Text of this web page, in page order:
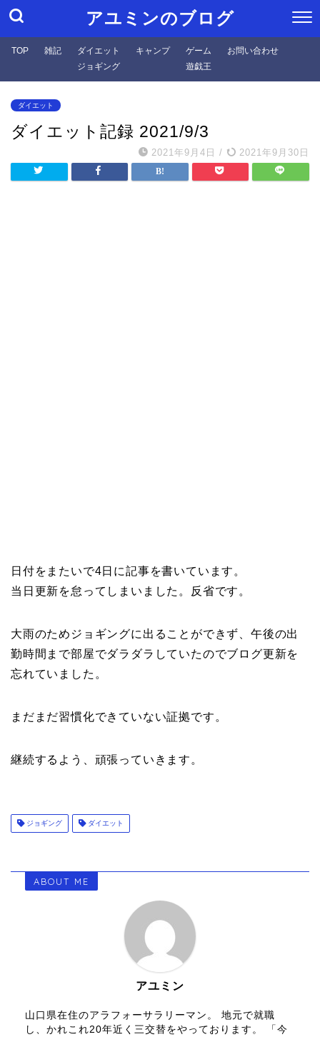
アユミンのブログ
TOP 雑記
ダイエット
ジョギング
キャンプ
ゲーム
遊戯王
お問い合わせ
ダイエット
ダイエット記録 2021/9/3
2021年9月4日 / 2021年9月30日
日付をまたいで4日に記事を書いています。
当日更新を怠ってしまいました。反省です。
大雨のためジョギングに出ることができず、午後の出
勤時間まで部屋でダラダラしていたのでブログ更新を
忘れていました。
まだまだ習慣化できていない証拠です。
継続するよう、頑張っていきます。
ジョギング ダイエット
ABOUT ME
アユミン
山口県在住のアラフォーサラリーマン。 地元で就職
し、かれこれ20年近く三交替をやっております。 「今